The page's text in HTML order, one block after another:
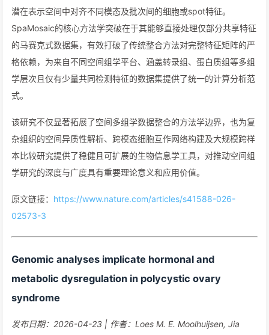
潜在表示空间中对齐不同模态及批次间的细胞或spot特征。
SpaMosaic的核心方法学突破在于其能够直接处理仅部分共享特征
的马赛克式数据集，有效打破了传统整合方法对完整特征矩阵的严
格依赖，为来自不同空间组学平台、涵盖转录组、蛋白质组等多组
学层次且仅有少量共同检测特征的数据集提供了统一的计算分析范
式。
该研究不仅显著拓展了空间多组学数据整合的方法学边界，也为复
杂组织的空间异质性解析、跨模态细胞互作网络构建及大规模跨样
本比较研究提供了稳健且可扩展的生物信息学工具，对推动空间组
学研究的深度与广度具有重要理论意义和应用价值。
原文链接： https://www.nature.com/articles/s41588-026-
02573-3
Genomic analyses implicate hormonal and
metabolic dysregulation in polycystic ovary
syndrome
发布日期：2026-04-23 | 作者：Loes M. E. Moolhuijsen, Jia